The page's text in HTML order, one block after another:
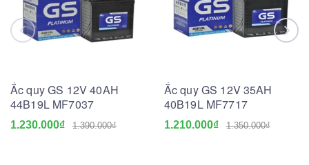
Ắc quy GS 12V 40AH
44B19L MF7037
1.230.000₫ 1.390.000₫
Ắc quy GS 12V 35AH
40B19L MF7717
1.210.000₫ 1.350.000₫